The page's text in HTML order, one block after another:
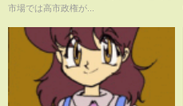
市場では高市政権が...